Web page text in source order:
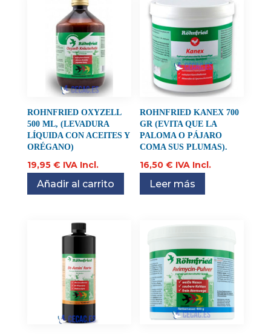
ROHNFRIED OXYZELL
500 ML, (LEVADURA
LÍQUIDA CON ACEITES Y
ORÉGANO)
19,95 € IVA Incl.
Añadir al carrito
ROHNFRIED KANEX 700
GR (EVITA QUE LA
PALOMA O PÁJARO
COMA SUS PLUMAS).
16,50€ IVA Incl.
Leer más